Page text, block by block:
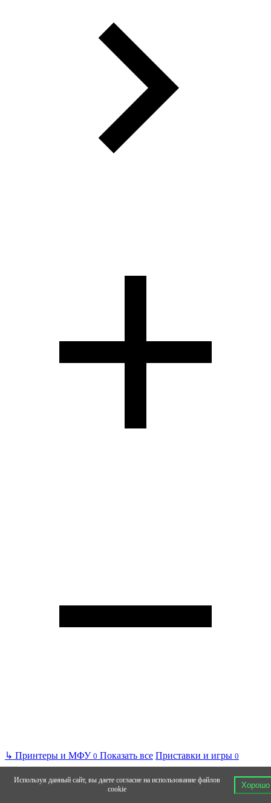
↳ Принтеры и МФУ 0 Показать все Приставки и игры 0
Используя данный сайт, вы даете согласие на использование файлов
cookie
Хорошо